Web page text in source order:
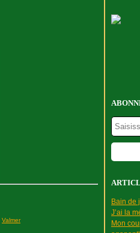
Valmer
Bain de
J’ai la
Mon